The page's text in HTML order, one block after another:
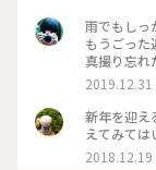
雨でもしっ
もうごった
真撮り忘れ
にぴったり
はオリーブ
くなかった
ます。噛み
2019.12.31
新年を迎
えてみては
2018.12.19